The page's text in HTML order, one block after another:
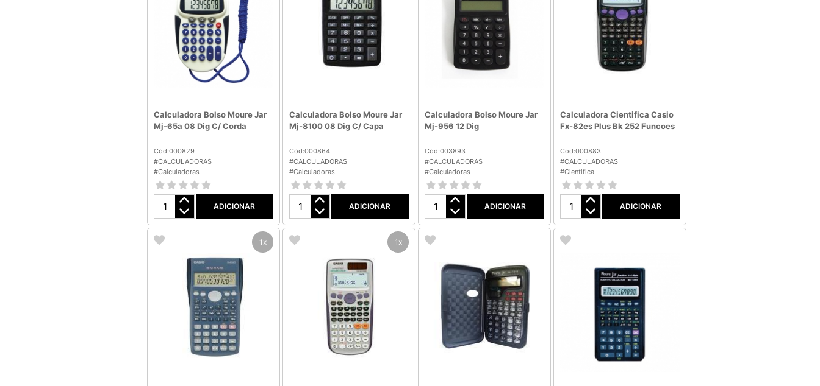
Calculadora Bolso Moure Jar
Mj-65a 08 Dig C/ Corda
Cód:000829
#CALCULADORAS
#Calculadoras
ADICIONAR
Calculadora Bolso Moure Jar
Mj-8100 08 Dig C/ Capa
Cód:000864
#CALCULADORAS
#Calculadoras
ADICIONAR
Calculadora Bolso Moure Jar
Mj-956 12 Dig
Cód:003893
#CALCULADORAS
#Calculadoras
ADICIONAR
Calculadora Cientifica Casio
Fx-82es Plus Bk 252 Funcoes
Cód:000883
#CALCULADORAS
#Cientifica
ADICIONAR
1x 1x